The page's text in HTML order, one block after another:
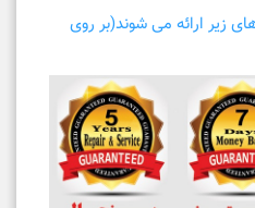
زیر ارائه می شوند(بر روی